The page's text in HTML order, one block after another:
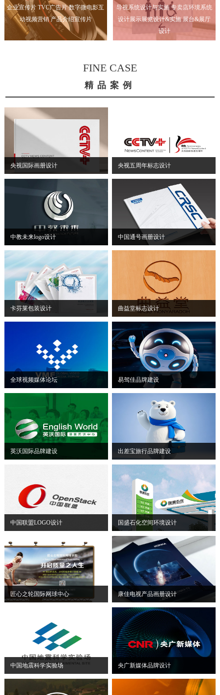
企业宣传片 TVC广告片 数字微电影互
动视频营销 产品介绍宣传片
导视系统设计与实施 专卖店环境系统
设计展示展览设计&实施 展台&展厅
设计
FINE CASE
精品案例
央视国际画册设计 央视五周年标志设计
中教未来logo设计 中国通号画册设计
卡芬莱包装设计 曲益堂标志设计
全球视频媒体论坛 易驾佳品牌建设
英沃国际品牌建设 出差宝旅行品牌建设
中国联盟LOGO设计 国盛石化空间环境设计
匠心之轮国际网球中心 康佳电视产品画册设计
中国地震科学实验场 央广新媒体品牌设计